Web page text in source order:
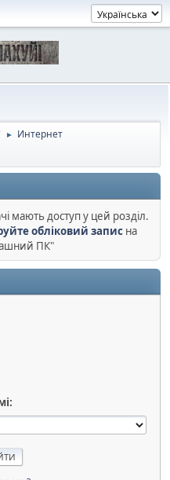
► Интернет
мають доступ у цей розділ.
обліковий записна
ПК"